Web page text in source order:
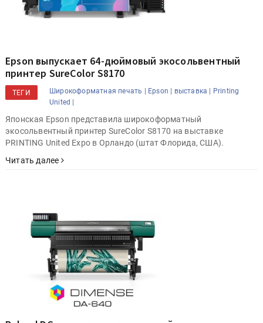
Epson выпускает 64-дюймовый экосольвентный
принтер SureColor S8170
ТЕГИ Широкоформатная печать | Epson | выставка | Printing
United |
Японская Epson представила широкоформатный
экосольвентный принтер SureColor S8170 на выставке
PRINTING United Expo в Орландо (штат Флорида, США).
Читать далее